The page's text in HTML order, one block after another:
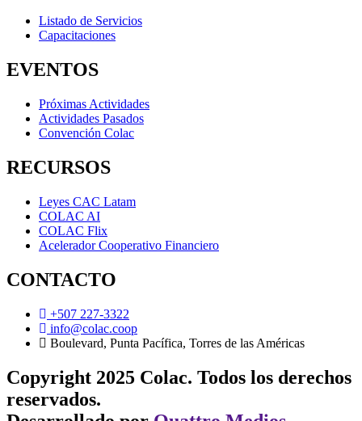
Listado de Servicios
Capacitaciones
EVENTOS
Próximas Actividades
Actividades Pasados
Convención Colac
RECURSOS
Leyes CAC Latam
COLAC AI
COLAC Flix
Acelerador Cooperativo Financiero
CONTACTO
+507 227-3322
info@colac.coop
Boulevard, Punta Pacífica, Torres de las Américas
Copyright 2025 Colac. Todos los derechos
reservados.